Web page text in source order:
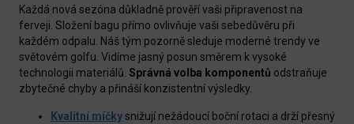
Každá nová sezóna důkladně prověří vaši připravenost na
ferveji. Složení bagu přímo ovlivňuje vaši sebedůvěru při
každém odpalu. Náš tým pozorně sleduje moderné trendy ve
světovém golfu. Vidíme jasný posun směrem k vysoké
technologii materiálů. Správná volba komponentů odstraňuje
zbytečné chyby a přináší konzistentní výsledky.
Kvalitní míčkysnižují nežádoucí boční rotaci a drží přesný